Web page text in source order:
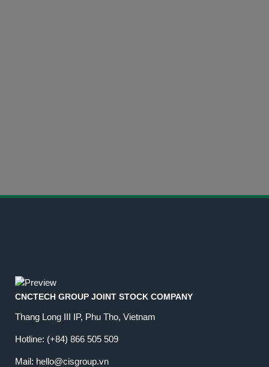
CNCTECH GROUP JOINT STOCK COMPANY
Thang Long III IP, Phu Tho, Vietnam
Hotline: (+84) 866 505 509
Mail: hello@cisgroup.vn